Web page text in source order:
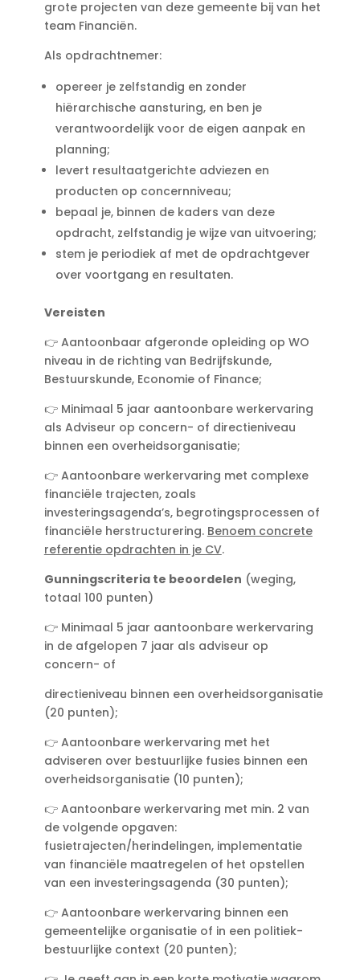
grote projecten van deze gemeente bij van het
team Financiën.
Als opdrachtnemer:
opereer je zelfstandig en zonder
hiërarchische aansturing, en ben je
verantwoordelijk voor de eigen aanpak en
planning;
levert resultaatgerichte adviezen en
producten op concernniveau;
bepaal je, binnen de kaders van deze
opdracht, zelfstandig je wijze van uitvoering;
stem je periodiek af met de opdrachtgever
over voortgang en resultaten.
Vereisten
👉 Aantoonbaar afgeronde opleiding op WO
niveau in de richting van Bedrijfskunde,
Bestuurskunde, Economie of Finance;
👉 Minimaal 5 jaar aantoonbare werkervaring
als Adviseur op concern- of directieniveau
binnen een overheidsorganisatie;
👉 Aantoonbare werkervaring met complexe
financiële trajecten, zoals
investeringsagenda’s, begrotingsprocessen of
financiële herstructurering. Benoem concrete
referentie opdrachten in je CV.
Gunningscriteria te beoordelen (weging,
totaal 100 punten)
👉 Minimaal 5 jaar aantoonbare werkervaring
in de afgelopen 7 jaar als adviseur op
concern- of
directieniveau binnen een overheidsorganisatie
(20 punten);
👉 Aantoonbare werkervaring met het
adviseren over bestuurlijke fusies binnen een
overheidsorganisatie (10 punten);
👉 Aantoonbare werkervaring met min. 2 van
de volgende opgaven:
fusietrajecten/herindelingen, implementatie
van financiële maatregelen of het opstellen
van een investeringsagenda (30 punten);
👉 Aantoonbare werkervaring binnen een
gemeentelijke organisatie of in een politiek-
bestuurlijke context (20 punten);